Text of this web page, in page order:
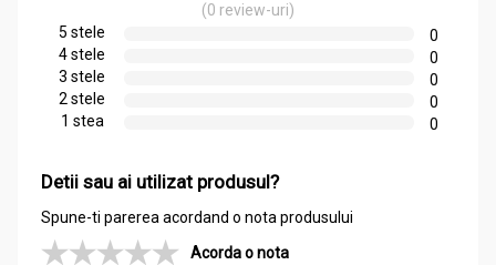
recomandati in instructiunile de lucru ce se regasesc in pachet.
(0 review-uri)
5 stele
0
4 stele
0
3 stele
0
2 stele
0
1 stea
0
Detii sau ai utilizat produsul?
Spune-ti parerea acordand o nota produsului
Acorda o nota